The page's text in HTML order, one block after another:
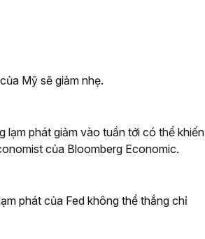
Mỹ sẽ giảm nhẹ.
lạm phát giảm vào tuần tới có thể khiến
của Bloomberg Economic.
phát của Fed không thể thắng chỉ